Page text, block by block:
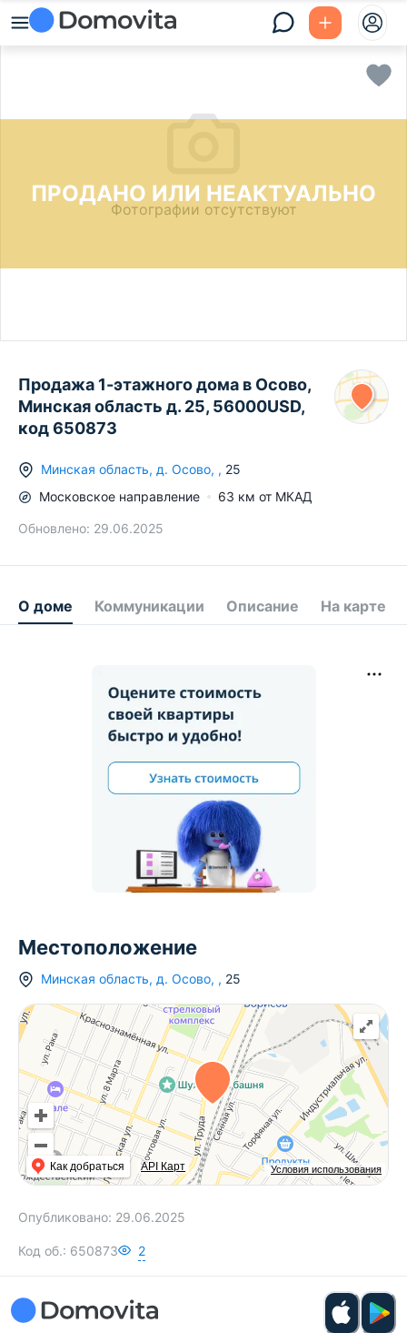
ПРОДАНО ИЛИ НЕАКТУАЛЬНО
Фотографии отсутствуют
Продажа 1-этажного дома в Осово,
Минская область д. 25, 56000USD,
код 650873
Минская область, д. Осово, , 25
Московское направление 63 км от МКАД
Обновлено: 29.06.2025
О доме Коммуникации Описание На карте
Местоположение
Минская область, д. Осово, , 25
Условия использования
Как добраться API Карт
Опубликовано: 29.06.2025
Код об.: 650873 2